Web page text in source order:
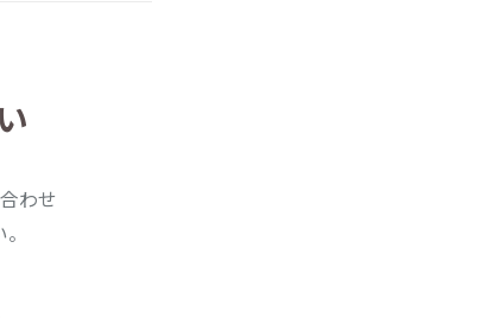
わせ